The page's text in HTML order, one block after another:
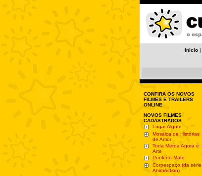
Início |
CONFIRA OS NOVOS
FILMES E TRAILERS
ONLINE
NOVOS FILMES
CADASTRADOS
Lugar Algum
Mosaica de Histórias
de Amor
Toda Merda Agora é
Arte
Punk do Mato
Corpespaço (da série
AnimAction)